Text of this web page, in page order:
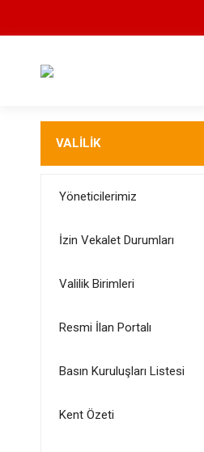
VALİLİK
Yöneticilerimiz
İzin Vekalet Durumları
Valilik Birimleri
Resmi İlan Portalı
Basın Kuruluşları Listesi
Kent Özeti